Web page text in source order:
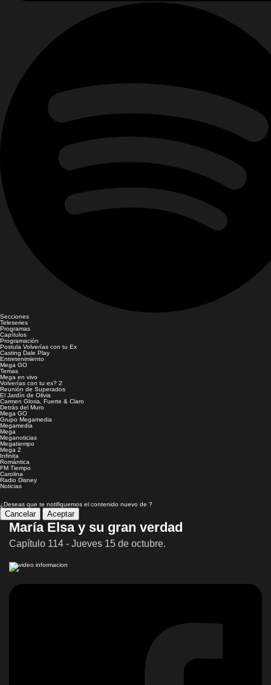
Secciones
Teleseries
Programas
Capítulos
Programación
Postula Volverías con tu Ex
Casting Dale Play
Entretenimiento
Mega GO
Temas
Mega en vivo
Volverías con tu ex? 2
Reunión de Superados
El Jardín de Olivia
Carmen Gloria, Fuerte & Claro
Detrás del Muro
Mega GO
Grupo Megamedia
Megamedia
Mega
Meganoticias
Megatiempo
Mega 2
Infinita
Romántica
FM Tiempo
Carolina
Radio Disney
Noticias
¿Deseas que te notifiquemos el contenido nuevo de ?
Cancelar Aceptar
María Elsa y su gran verdad
Capítulo 114 - Jueves 15 de octubre.